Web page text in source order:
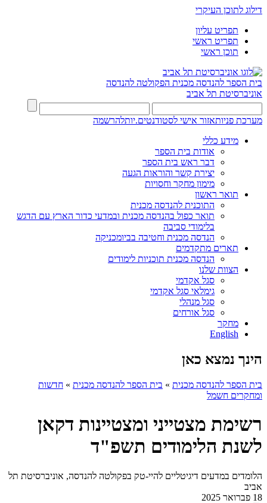
דילוג לתוכן העיקרי
תפריט עליון
תפריט ראשי
תוכן ראשי
בית הספר להנדסה מכנית הפקולטה להנדסה
אוניברסיטת תל אביב
מערכת פניותאזור אישי לסטודנטים.יותלהרשמה
מידע כללי
אודות בית הספר
דבר ראש בית הספר
יצירת קשר והוראות הגעה
מימון מחקר וחסויות
תואר ראשון
התוכנית להנדסה מכנית
תואר כפול בהנדסה מכנית ובמדעי כדור הארץ עם הדגש
בלימודי סביבה
הנדסה מכנית וחטיבה בביומכניקה
תארים מתקדמים
הנדסה מכנית תוכניות לימודים
הצוות שלנו
סגל אקדמי
גימלאי סגל אקדמי
סגל מנהלי
סגל אורחים
מחקר
English
הינך נמצא כאן
בית הספר להנדסה מכנית » בית הספר להנדסה מכנית » חדשות
ומחקרים חשמל
רשימת מצטייני ומצטיינות דקאן
לשנת הלימודים תשפ"ד
הלומדים במדעים דיגיטליים להיי-טק בפקולטה להנדסה, אוניברסיטת תל
אביב
18 פברואר 2025